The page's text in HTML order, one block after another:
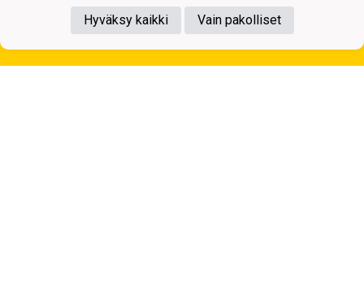
Tietosuojaseloste
Hyväksy kaikki
Vain pakolliset